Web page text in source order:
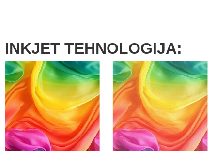
INKJET TEHNOLOGIJA: